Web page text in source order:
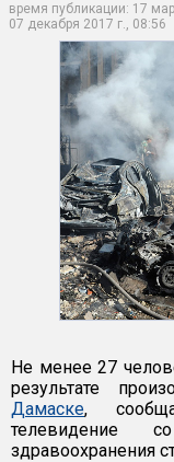
время публикации: 17
07 декабря 2017 г., 08:56
Не менее 27
результате
Дамаске,
телевидение
здравоохранения